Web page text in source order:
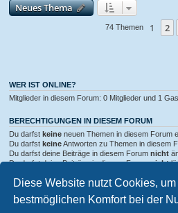
Diese Website nutzt Cookies,
bestmöglichen Komfort bei der
Neues Thema
74 Themen 1 2
WER IST ONLINE?
Mitglieder in diesem Forum: 0 Mitglieder und 1
BERECHTIGUNGEN IN DIESEM FORUM
Du darfst keine neuen Themen in diesem Forum
Du darfst keineAntworten zu Themen in diesem
Du darfst deine Beiträge in diesem Forum nicht
Du darfst deine Beiträge in diesem Forumnicht
Foren-Übersicht